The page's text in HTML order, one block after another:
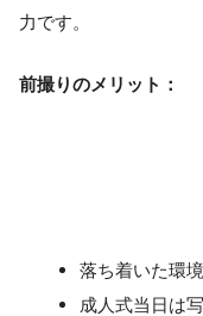
力です。
前撮りのメリット：
落ち着いた環
成人式当日は